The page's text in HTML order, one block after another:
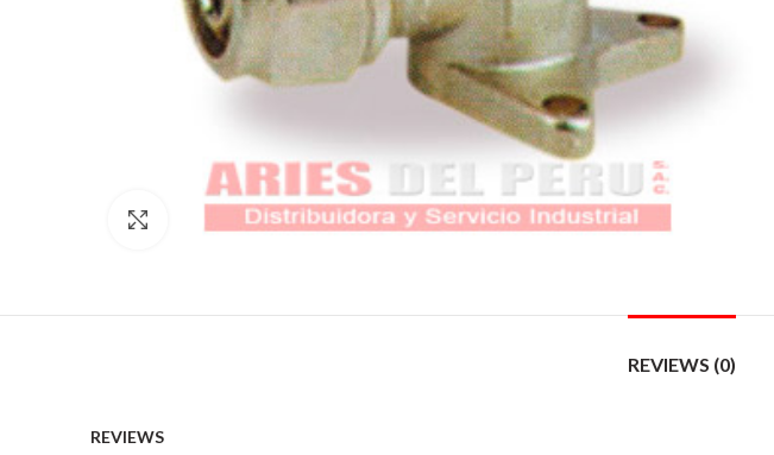
Click to enlarge
REVIEWS (0)
REVIEWS